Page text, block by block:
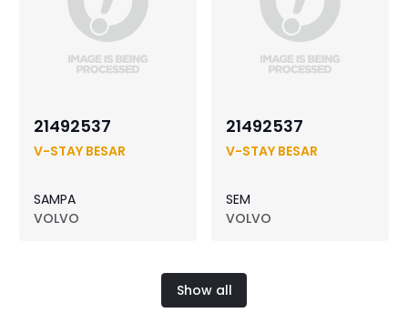
21492537
V-STAY BESAR
SAMPA
VOLVO
21492537
V-STAY BESAR
SEM
VOLVO
Show all